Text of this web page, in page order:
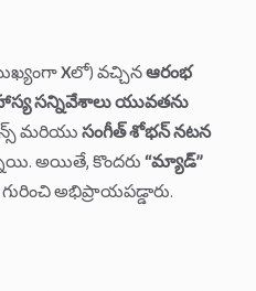
Xలో) వచ్చినఆరంభ
సన్నివేశాలు యువతను
మరియుసంగీత్ శోభన్ నటన
అయితే, కొందరు“మ్యాడ్”
గురించి అభిప్రాయపడ్డారు.